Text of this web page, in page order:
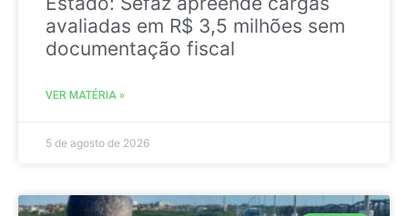
avaliadas em R$ 3,5 milhões sem
documentação fiscal
VER MATÉRIA »
5 de agosto de 2026